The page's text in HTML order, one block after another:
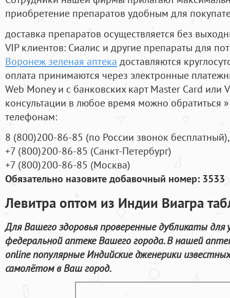
приобретение препаратов удобным для
доставка препаратов осуществляется без
VIP клиентов: Сиалис и другие препараты для
Воронеж зеленая аптека доставляются
оплата принимаются через электронные
Web Money и с банковских карт Master Card или
консультации в любое время можно обратиться
телефонам:
8 (800)200-86-85 (по России звонок бесплатный),
+7 (800)200-86-85 (Санкт-Петербург)
+7 (800)200-86-85 (Москва)
Обязательно назовите добавочный номер: 3533
Левитра оптом из Индии Виагра
Для Вашего здоровья проверенные дубликаты для
федеральной аптеке Вашего города. В нашей
online популярные Индийские дженерики
самолётом в Ваш город.